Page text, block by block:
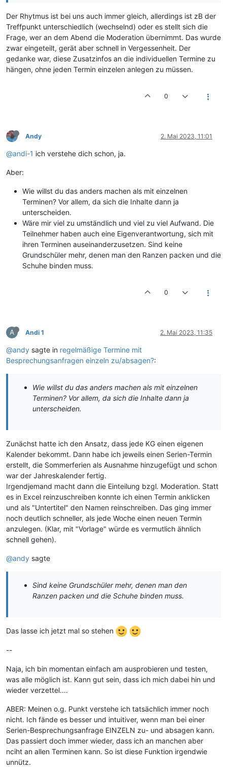
Der Rhytmus ist bei uns auch immer gleich, allerdings ist zB der
Treffpunkt unterschiedlich (wechselnd) oder es stellt sich die
Frage, wer an dem Abend die Moderation übernimmt. Das wurde
zwar eingeteilt, gerät aber schnell in Vergessenheit. Der
gedanke war, diese Zusatzinfos an die individuellen Termine zu
hängen, ohne jeden Termin einzelen anlegen zu müssen.
0
Andy 2. Mai 2023, 11:01
@andi-1 ich verstehe dich schon, ja.
Aber:
Wie willst du das anders machen als mit einzelnen
Terminen? Vor allem, da sich die Inhalte dann ja
unterscheiden.
Wäre mir viel zu umständlich und viel zu viel Aufwand. Die
Teilnehmer haben auch eine Eigenverantwortung, sich mit
ihren Terminen auseinanderzusetzen. Sind keine
Grundschüler mehr, denen man den Ranzen packen und die
Schuhe binden muss.
0
A Andi 1 2. Mai 2023, 11:35
@andy sagte in regelmäßige Termine mit
Besprechungsanfragen einzeln zu/absagen?:
Wie willst du das anders machen als mit einzelnen
Terminen? Vor allem, da sich die Inhalte dann ja
unterscheiden.
Zunächst hatte ich den Ansatz, dass jede KG einen eigenen
Kalender bekommt. Dann habe ich jeweils einen Serien-Termin
erstellt, die Sommerferien als Ausnahme hinzugefügt und schon
war der Jahreskalender fertig.
Irgendjemand macht dann die Einteilung bzgl. Moderation. Statt
es in Excel reinzuschreiben konnte ich einen Termin anklicken
und als "Untertitel" den Namen reinschreiben. Das ging immer
noch deutlich schneller, als jede Woche einen neuen Termin
anzulegen. (Klar, mit "Vorlage" würde es vermutlich ähnlich
schnell gehen).
@andy sagte
Sind keine Grundschüler mehr, denen man den
Ranzen packen und die Schuhe binden muss.
Das lasse ich jetzt mal so stehen
--
Naja, ich bin momentan einfach am ausprobieren und testen,
was alle möglich ist. Kann gut sein, dass ich mich dabei hin und
wieder verzettel....
ABER: Meinen o.g. Punkt verstehe ich tatsächlich immer noch
nicht. Ich fände es besser und intuitiver, wenn man bei einer
Serien-Besprechungsanfrage EINZELN zu- und absagen kann.
Das passiert doch immer wieder, dass ich an manchen aber
nciht an allen Terminen kann. So ist diese Funktion irgendwie
unnütz.